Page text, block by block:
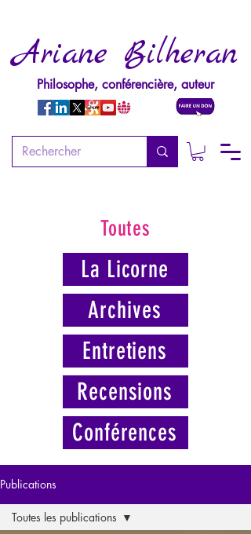
Ariane Bilheran
Philosophe, conférencière, auteur
Toutes
La Licorne
Archives
Entretiens
Recensions
Conférences
Publications
Toutes les publications